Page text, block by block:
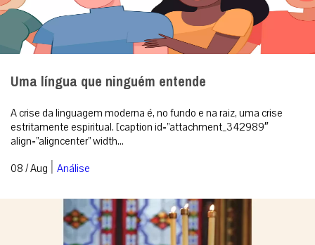
Uma língua que ninguém entende
A crise da linguagem moderna é, no fundo e na raiz, uma crise
estritamente espiritual. [caption id=”attachment_342989″
align=”aligncenter” width...
08 / Aug | Análise